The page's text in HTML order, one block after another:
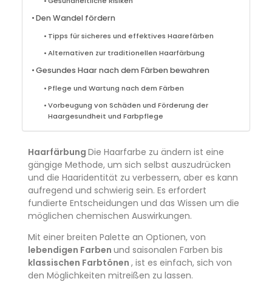
Den Wandel fördern
Tipps für sicheres und effektives Haarefärben
Alternativen zur traditionellen Haarfärbung
Gesundes Haar nach dem Färben bewahren
Pflege und Wartung nach dem Färben
Vorbeugung von Schäden und Förderung der
Haargesundheit und Farbpflege
Haarfärbung Die Haarfarbe zu ändern ist eine
gängige Methode, um sich selbst auszudrücken
und die Haaridentität zu verbessern, aber es kann
aufregend und schwierig sein. Es erfordert
fundierte Entscheidungen und das Wissen um die
möglichen chemischen Auswirkungen.
Mit einer breiten Palette an Optionen, von
lebendigen Farben und saisonalen Farben bis
klassischen Farbtönen , ist es einfach, sich von
den Möglichkeiten mitreißen zu lassen.